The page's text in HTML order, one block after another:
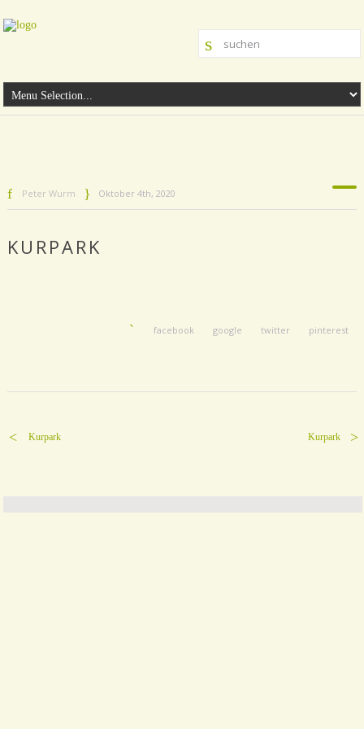
Peter Wurm Oktober 4th, 2020
KURPARK
facebook google twitter pinterest
Kurpark Kurpark